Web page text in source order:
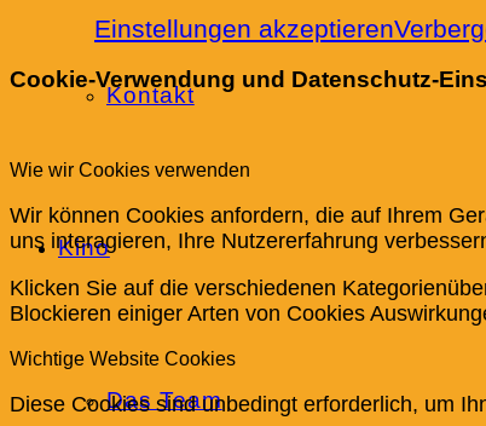
Kontakt
Kino
Das Team
Einstellungen akzeptieren
Cookie-Verwendung und Datenschutz-
Wie wir Cookies verwenden
Wir können Cookies anfordern, die auf Ihrem
uns interagieren, Ihre Nutzererfahrung
Klicken Sie auf die verschiedenen
Blockieren einiger Arten von Cookies
Wichtige Website Cookies
Diese Cookies sind unbedingt erforderlich, um